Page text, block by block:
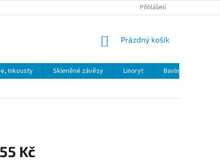
Přihlášení
NÁKUPNÍ
Prázdný košík
Inkousty Skleněné závěsy Linoryt Bavlna
Kč